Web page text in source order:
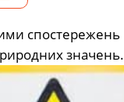
спостережень
значень.